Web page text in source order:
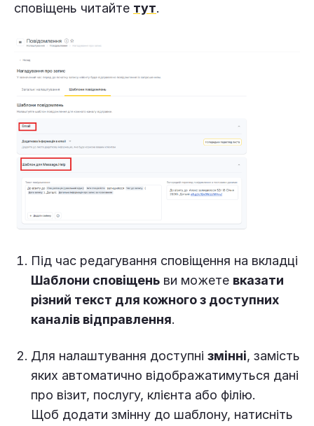
сповіщень читайте тут.
Під час редагування сповіщення на вкладці
Шаблони сповіщень ви можете вказати
різний текст для кожного з доступних
каналів відправлення.
Для налаштування доступні змінні, замість
яких автоматично відображатимуться дані
про візит, послугу, клієнта або філію.
Щоб додати змінну до шаблону, натисніть